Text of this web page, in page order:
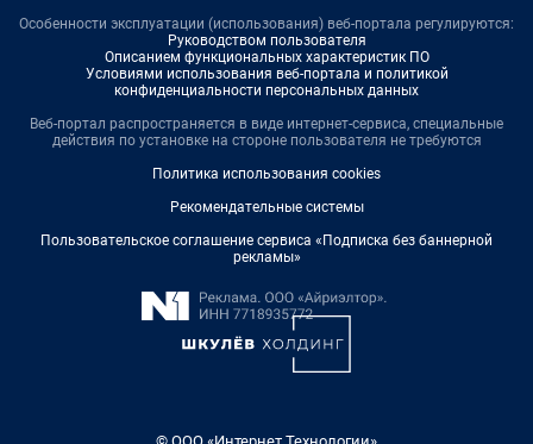
Особенности эксплуатации (использования) веб-портала регулируются:
Руководством пользователя
Описанием функциональных характеристик ПО
Условиями использования веб-портала и политикой
конфиденциальности персональных данных
Веб-портал распространяется в виде интернет-сервиса, специальные
действия по установке на стороне пользователя не требуются
Политика использования cookies
Рекомендательные системы
Пользовательское соглашение сервиса «Подписка без баннерной
рекламы»